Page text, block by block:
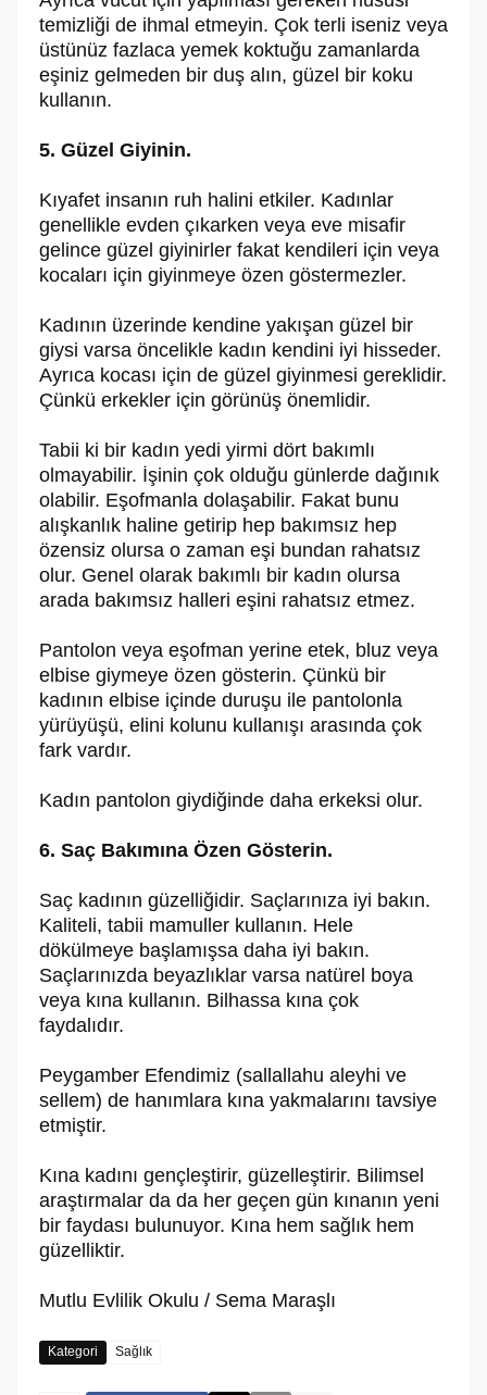
temizliği de ihmal etmeyin. Çok terli iseniz veya
üstünüz fazlaca yemek koktuğu zamanlarda
eşiniz gelmeden bir duş alın, güzel bir koku
kullanın.
5. Güzel Giyinin.
Kıyafet insanın ruh halini etkiler. Kadınlar
genellikle evden çıkarken veya eve misafir
gelince güzel giyinirler fakat kendileri için veya
kocaları için giyinmeye özen göstermezler.
Kadının üzerinde kendine yakışan güzel bir
giysi varsa öncelikle kadın kendini iyi hisseder.
Ayrıca kocası için de güzel giyinmesi gereklidir.
Çünkü erkekler için görünüş önemlidir.
Tabii ki bir kadın yedi yirmi dört bakımlı
olmayabilir. İşinin çok olduğu günlerde dağınık
olabilir. Eşofmanla dolaşabilir. Fakat bunu
alışkanlık haline getirip hep bakımsız hep
özensiz olursa o zaman eşi bundan rahatsız
olur. Genel olarak bakımlı bir kadın olursa
arada bakımsız halleri eşini rahatsız etmez.
Pantolon veya eşofman yerine etek, bluz veya
elbise giymeye özen gösterin. Çünkü bir
kadının elbise içinde duruşu ile pantolonla
yürüyüşü, elini kolunu kullanışı arasında çok
fark vardır.
Kadın pantolon giydiğinde daha erkeksi olur.
6. Saç Bakımına Özen Gösterin.
Saç kadının güzelliğidir. Saçlarınıza iyi bakın.
Kaliteli, tabii mamuller kullanın. Hele
dökülmeye başlamışsa daha iyi bakın.
Saçlarınızda beyazlıklar varsa natürel boya
veya kına kullanın. Bilhassa kına çok
faydalıdır.
Peygamber Efendimiz (sallallahu aleyhi ve
sellem) de hanımlara kına yakmalarını tavsiye
etmiştir.
Kına kadını gençleştirir, güzelleştirir. Bilimsel
araştırmalar da da her geçen gün kınanın yeni
bir faydası bulunuyor. Kına hem sağlık hem
güzelliktir.
Mutlu Evlilik Okulu / Sema Maraşlı
Kategori Sağlık